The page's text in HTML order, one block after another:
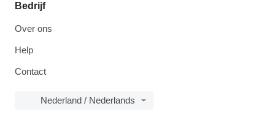
Bedrijf
Over ons
Help
Contact
Nederland / Nederlands